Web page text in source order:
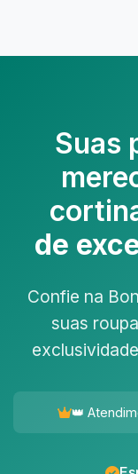
Suas
de
Confie na
suas
👑